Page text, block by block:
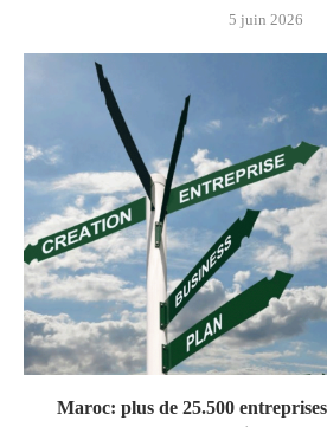
5 juin 2026
Maroc: plus de 25.500